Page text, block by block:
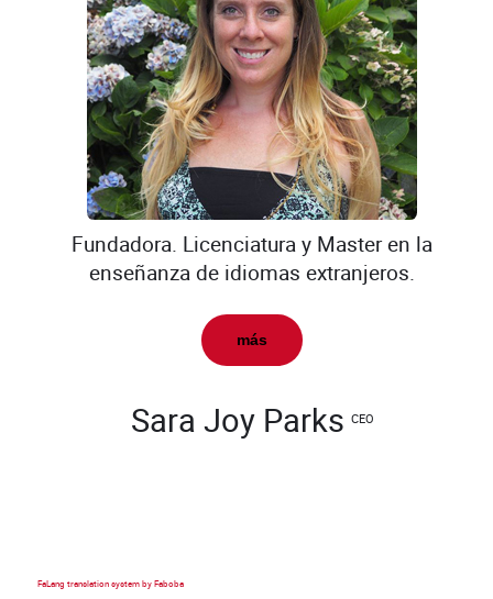
Fundadora. Licenciatura y Master en la
enseñanza de idiomas extranjeros.
más
Sara Joy Parks CEO
FaLang translation system by Faboba